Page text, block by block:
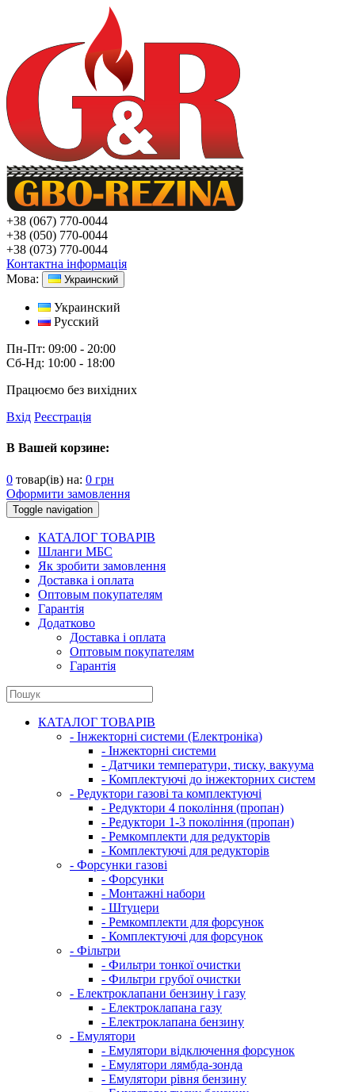
+38 (067) 770-0044
+38 (050) 770-0044
+38 (073) 770-0044
Контактна інформація
Мова:
Украинский
Украинский
Русский
Пн-Пт: 09:00 - 20:00
Сб-Нд: 10:00 - 18:00
Працюємо без вихідних
Вхід Реєстрація
В Вашей корзине:
0 товар(ів) на: 0 грн
Оформити замовлення
Toggle navigation
КАТАЛОГ ТОВАРІВ
Шланги МБС
Як зробити замовлення
Доставка і оплата
Оптовым покупателям
Гарантія
Додатково
Доставка і оплата
Оптовым покупателям
Гарантія
КАТАЛОГ ТОВАРІВ
- Інжекторні системи (Електроніка)
- Інжекторні системи
- Датчики температури, тиску, вакуума
- Комплектуючі до інжекторних систем
- Редуктори газові та комплектуючі
- Редуктори 4 покоління (пропан)
- Редуктори 1-3 покоління (пропан)
- Ремкомплекти для редукторів
- Комплектуючі для редукторів
- Форсунки газові
- Форсунки
- Монтажні набори
- Штуцери
- Ремкомплекти для форсунок
- Комплектуючі для форсунок
- Фільтри
- Фильтри тонкої очистки
- Фильтри грубої очистки
- Електроклапани бензину і газу
- Електроклапана газу
- Електроклапана бензину
- Емулятори
- Емулятори відключення форсунок
- Емулятори лямбда-зонда
- Емулятори рівня бензину